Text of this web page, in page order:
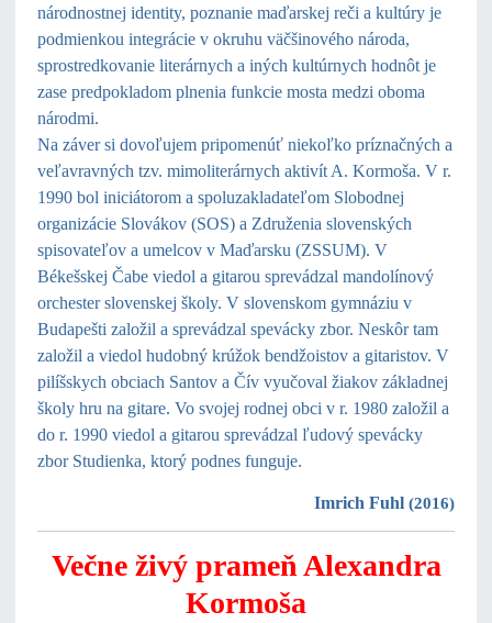
národnostnej identity, poznanie maďarskej reči a kultúry je
podmienkou integrácie v okruhu väčšinového národa,
sprostredkovanie literárnych a iných kultúrnych hodnôt je
zase predpokladom plnenia funkcie mosta medzi oboma
národmi.
Na záver si dovoľujem pripomenúť niekoľko príznačných a
veľavravných tzv. mimoliterárnych aktivít A. Kormoša. V r.
1990 bol iniciátorom a spoluzakladateľom Slobodnej
organizácie Slovákov (SOS) a Združenia slovenských
spisovateľov a umelcov v Maďarsku (ZSSUM). V
Békešskej Čabe viedol a gitarou sprevádzal mandolínový
orchester slovenskej školy. V slovenskom gymnáziu v
Budapešti založil a sprevádzal spevácky zbor. Neskôr tam
založil a viedol hudobný krúžok bendžoistov a gitaristov. V
pilíšskych obciach Santov a Čív vyučoval žiakov základnej
školy hru na gitare. Vo svojej rodnej obci v r. 1980 založil a
do r. 1990 viedol a gitarou sprevádzal ľudový spevácky
zbor Studienka, ktorý podnes funguje.
Imrich Fuhl (2016)
Večne živý prameň Alexandra
Kormoša